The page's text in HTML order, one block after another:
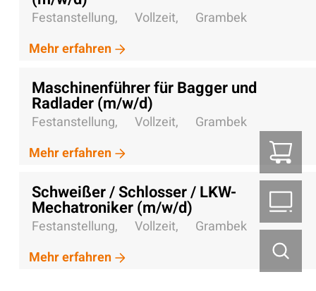
Festanstellung, Vollzeit,
Grambek
Mehr erfahren
Maschinenführer für Bagger und
Radlader (m/w/d)
Festanstellung, Vollzeit,
Grambek
Mehr erfahren
Schweißer / Schlosser / LKW-
Mechatroniker (m/w/d)
Festanstellung, Vollzeit,
Grambek
Mehr erfahren